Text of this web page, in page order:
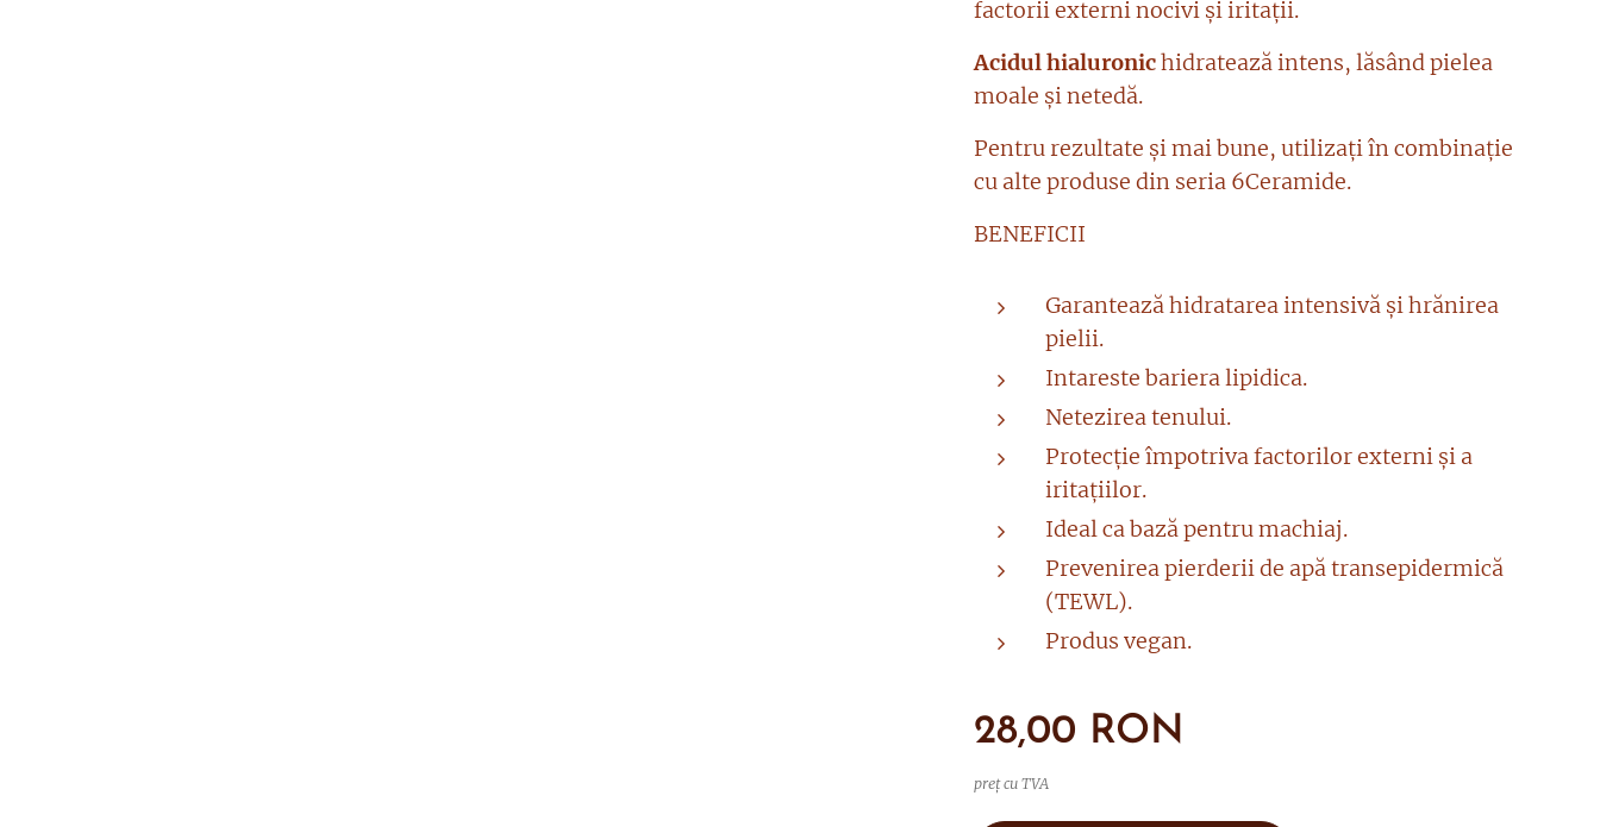
factorii externi nocivi și iritații.
Acidul hialuronichidratează intens, lăsând pielea
moale și netedă.
Pentru rezultate și mai bune, utilizați în combinație
cu alte produse din seria 6Ceramide.
BENEFICII
Garantează hidratarea intensivă și hrănirea
pielii.
Intareste bariera lipidica.
Netezirea tenului.
Protecție împotriva factorilor externi și a
iritațiilor.
Ideal ca bază pentru machiaj.
Prevenirea pierderii de apă transepidermică
(TEWL).
Produs vegan.
28,00 RON
preț cu TVA